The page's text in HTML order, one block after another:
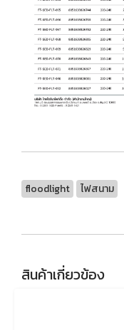
floodlight ไฟสนาม
สินค้าเกี่ยวข้อง